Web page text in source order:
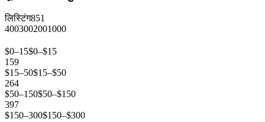
लिस्टिंग851
4003002001000
$0–15$0–$15
159
$15–50$15–$50
264
$50–150$50–$150
397
$150–300$150–$300